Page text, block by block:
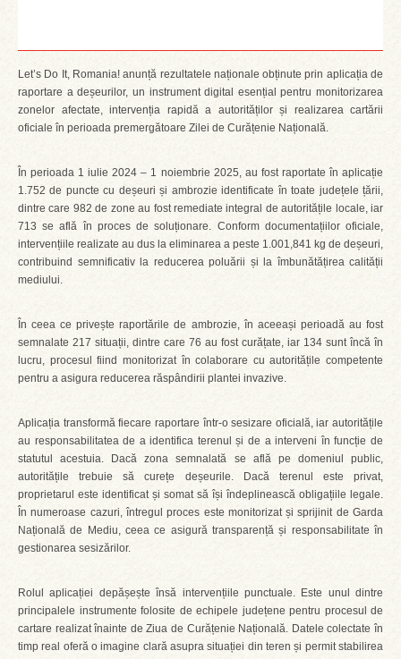
Let’s Do It, Romania! anunță rezultatele naționale obținute prin aplicația de
raportare a deșeurilor, un instrument digital esențial pentru monitorizarea
zonelor afectate, intervenția rapidă a autorităților și realizarea cartării
oficiale în perioada premergătoare Zilei de Curățenie Națională.
În perioada 1 iulie 2024 – 1 noiembrie 2025, au fost raportate în aplicație
1.752 de puncte cu deșeuri și ambrozie identificate în toate județele țării,
dintre care 982 de zone au fost remediate integral de autoritățile locale, iar
713 se află în proces de soluționare. Conform documentațiilor oficiale,
intervențiile realizate au dus la eliminarea a peste 1.001,841 kg de deșeuri,
contribuind semnificativ la reducerea poluării și la îmbunătățirea calității
mediului.
În ceea ce privește raportările de ambrozie, în aceeași perioadă au fost
semnalate 217 situații, dintre care 76 au fost curățate, iar 134 sunt încă în
lucru, procesul fiind monitorizat în colaborare cu autoritățile competente
pentru a asigura reducerea răspândirii plantei invazive.
Aplicația transformă fiecare raportare într-o sesizare oficială, iar autoritățile
au responsabilitatea de a identifica terenul și de a interveni în funcție de
statutul acestuia. Dacă zona semnalată se află pe domeniul public,
autoritățile trebuie să curețe deșeurile. Dacă terenul este privat,
proprietarul este identificat și somat să își îndeplinească obligațiile legale.
În numeroase cazuri, întregul proces este monitorizat și sprijinit de Garda
Națională de Mediu, ceea ce asigură transparență și responsabilitate în
gestionarea sesizărilor.
Rolul aplicației depășește însă intervențiile punctuale. Este unul dintre
principalele instrumente folosite de echipele județene pentru procesul de
cartare realizat înainte de Ziua de Curățenie Națională. Datele colectate în
timp real oferă o imagine clară asupra situației din teren și permit stabilirea